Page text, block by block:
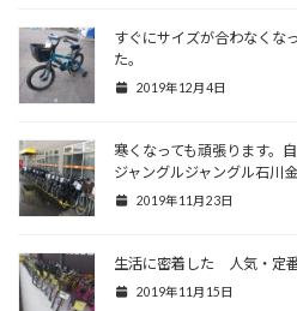
すぐにサイズが合わなくな
た。
2019年12月4日
寒くなっても頑張ります。
ジャングルジャングル石川
2019年11月23日
生活に密着した 人気・定
2019年11月15日